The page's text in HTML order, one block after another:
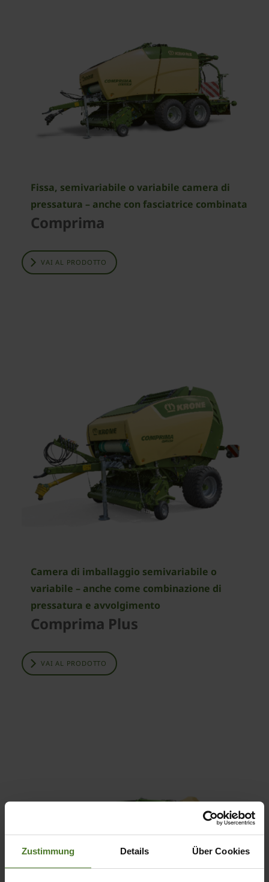
Zustimmung Details Über Cookies
Fissa, semivariabile o variabile camera di
pressatura – anche con fasciatrice combinata
Comprima
VAI AL PRODOTTO
Camera di imballaggio semivariabile o
variabile – anche come combinazione di
pressatura e avvolgimento
Comprima Plus
VAI AL PRODOTTO